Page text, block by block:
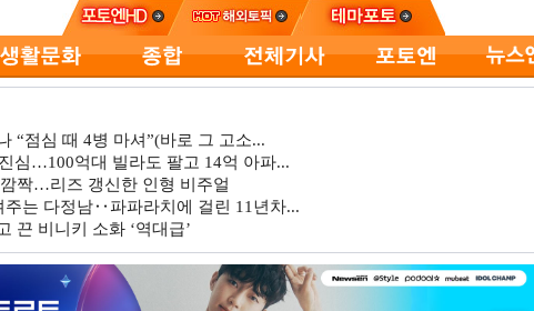
“점심 때 4병 마셔”(바로 그 고소...
심…100억대 빌라도 팔고 14억 아파...
짝…리즈 갱신한 인형 비주얼
는 다정남‥파파라치에 걸린 11년차...
끈 비니키 소화 ‘역대급’